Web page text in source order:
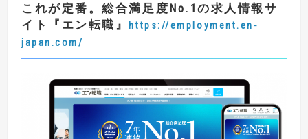
これが定番。総合満足度No.1の求人情報サ
イト『エン転職』https://employment.en-
japan.com/